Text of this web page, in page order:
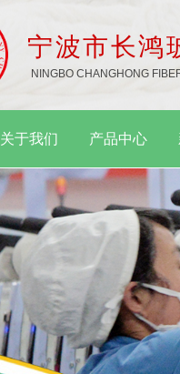
宁波市长鸿
NINGBO CHANGHONG
关于我们 产品中心